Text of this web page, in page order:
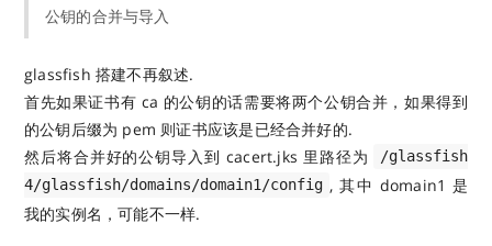
公钥的合并与导入
glassfish 搭建不再叙述.
首先如果证书有 ca 的公钥的话需要将两个公钥合并，如果得到
的公钥后缀为 pem 则证书应该是已经合并好的.
然后将合并好的公钥导入到 cacert.jks 里路径为
/glassfish
4/glassfish/domains/domain1/config , 其中 domain1 是
我的实例名，可能不一样.